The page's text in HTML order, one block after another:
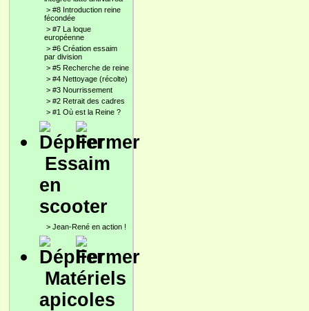
> #8 Introduction reine
fécondée
> #7 La loque
européenne
> #6 Création essaim
par division
> #5 Recherche de reine
> #4 Nettoyage (récolte)
> #3 Nourrissement
> #2 Retrait des cadres
> #1 Où est la Reine ?
Essaim
en
scooter
> Jean-René en action !
Matériels
apicoles